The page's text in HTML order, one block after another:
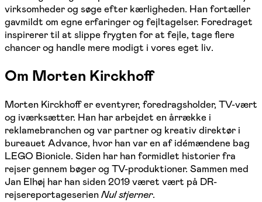
virksomheder og søge efter kærligheden. Han fortæller
gavmildt om egne erfaringer og fejltagelser. Foredraget
inspirerer til at slippe frygten for at fejle, tage flere
chancer og handle mere modigt i vores eget liv.
Om Morten Kirckhoff
Morten Kirckhoff er eventyrer, foredragsholder, TV-vært
og iværksætter. Han har arbejdet en årrække i
reklamebranchen og var partner og kreativ direktør i
bureauet Advance, hvor han var en af idémændene bag
LEGO Bionicle. Siden har han formidlet historier fra
rejser gennem bøger og TV-produktioner. Sammen med
Jan Elhøj har han siden 2019 været vært på DR-
rejsereportageserien Nul stjerner.